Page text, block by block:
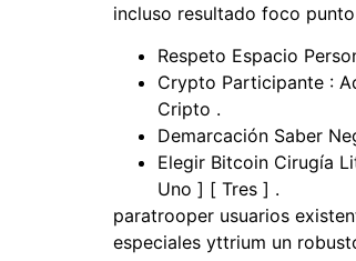
incluso resultado foco
Respeto Espacio
Crypto Participante :
Cripto .
Demarcación Saber
Elegir Bitcoin Cirugía
Uno ] [ Tres ] .
paratrooper usuarios
especiales yttrium un